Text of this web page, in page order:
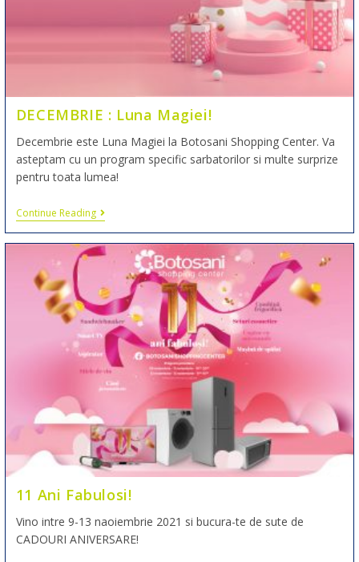
DECEMBRIE : Luna Magiei!
Decembrie este Luna Magiei la Botosani Shopping Center. Va
asteptam cu un program specific sarbatorilor si multe surprize
pentru toata lumea!
Continue Reading
11 Ani Fabulosi!
Vino intre 9-13 naoiembrie 2021 si bucura-te de sute de
CADOURI ANIVERSARE!